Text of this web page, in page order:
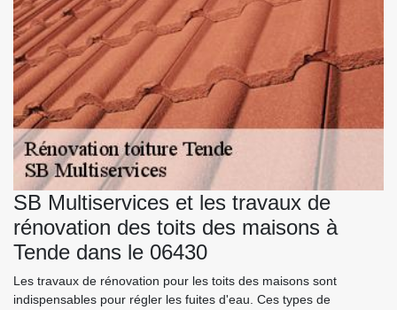
SB Multiservices et les travaux de
rénovation des toits des maisons à
Tende dans le 06430
Les travaux de rénovation pour les toits des maisons sont
indispensables pour régler les fuites d'eau. Ces types de